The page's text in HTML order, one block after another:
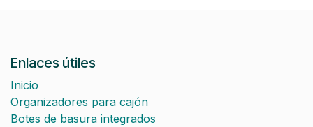
Enlaces útiles
Inicio
Organizadores para cajón
Botes de basura integrados